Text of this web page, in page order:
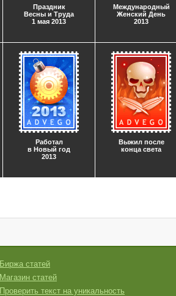
Праздник
Весны и Труда
1 мая 2013
Международный
Женский День
2013
Работал
в Новый год
2013
Выжил после
конца света
Биржа статей
Магазин статей
Проверить текст на уникальность